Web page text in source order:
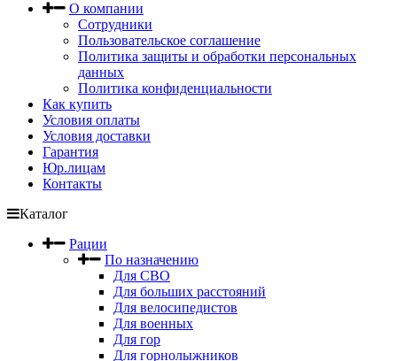
О компании
Сотрудники
Пользовательское соглашение
Политика защиты и обработки персональных
данных
Политика конфиденциальности
Как купить
Условия оплаты
Условия доставки
Гарантия
Юр.лицам
Контакты
Каталог
Рации
По назначению
Для СВО
Для больших расстояний
Для велосипедистов
Для военных
Для гор
Для горнолыжников